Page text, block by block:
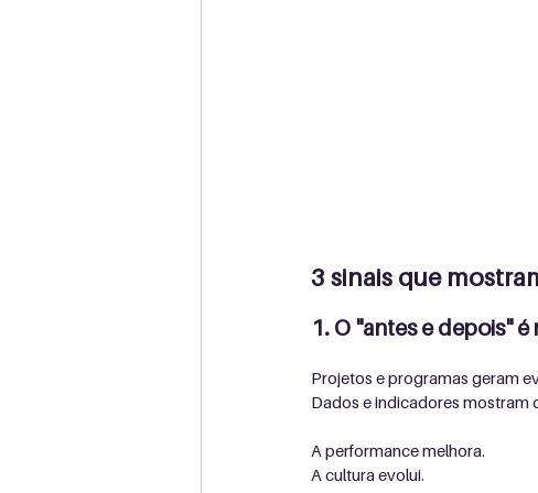
3 sinais que
1. O "antes e depois"
Projetos e programas geram
Dados e indicadores mostram
A performance melhora.
A cultura evolui.